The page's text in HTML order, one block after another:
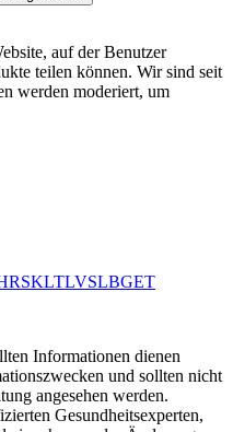
auf der Benutzer
teilen können. Wir sind seit
werden moderiert, um
SKLTLVSLBGET
Informationen dienen
und sollten nicht
angesehen werden.
Gesundheitsexperten,